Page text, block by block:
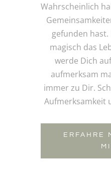
Wahrscheinlich
gefunden hast.
magisch das
werde Dich
aufmerksam
immer zu Dir.
Aufmerksamkeit
ERFAHRE